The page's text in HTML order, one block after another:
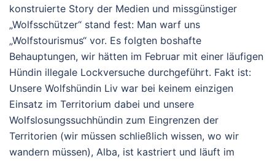
konstruierte Story der Medien und missgünstiger
„Wolfsschützer“ stand fest: Man warf uns
„Wolfstourismus“ vor. Es folgten boshafte
Behauptungen, wir hätten im Februar mit einer läufigen
Hündin illegale Lockversuche durchgeführt. Fakt ist:
Unsere Wolfshündin Liv war bei keinem einzigen
Einsatz im Territorium dabei und unsere
Wolfslosungssuchhündin zum Eingrenzen der
Territorien (wir müssen schließlich wissen, wo wir
wandern müssen), Alba, ist kastriert und läuft im